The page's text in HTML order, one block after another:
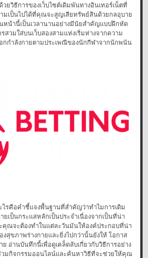
วยวิธีการของเว็บไซต์เดิมพันทางอินเทอร์เน็ตที่
มเป็นไปได้ที่คุณจะสูญเสียทรัพย์สินด้วยกลอุบาย
หน้านี้เป็นเวลานานอย่างมีนัยสำคัญแบบฝึกหัด
สวมใส่บนเว็บสองสามแห่งเริ่มห่างจากความ
กกำลังกายตามประเพณีของนักกีฬาจากนักพนัน
ไรคือคำชี้แจงพื้นฐานที่สำคัญว่าทำไมการเดิม
เป็นกระแสหลักเป็นประจำเนื่องจากเป็นที่น่า
คุณจะต้องทำในแต่ละวันมันให้องค์ประกอบที่น่า
งสุขภาพร่างกายและยิ่งไปกว่านั้นยังให้ โอกาส
ย อ่านบันทึกนี้เพื่อดูเคล็ดลับเกี่ยวกับวิธีการอย่าง
วมกิจกรรมออนไลน์และค้นหาวิธีที่จะช่วยให้คุณ